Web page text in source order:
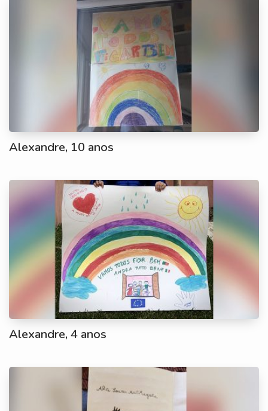
Alexandre, 10 anos
Alexandre, 4 anos